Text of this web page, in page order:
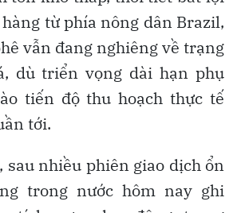
từ phía nông dân Brazil,
vẫn đang nghiêng về trạng
dù triển vọng dài hạn phụ
tiến độ thu hoạch thực tế
tới.
, sau nhiều phiên giao dịch ổn
trong nước hôm nay ghi